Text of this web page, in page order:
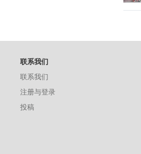
联系我们
联系我们
注册与登录
投稿